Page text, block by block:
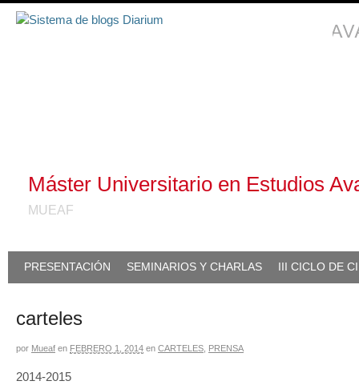
Máster Universitario en Estudios
MUEAF
PRESENTACIÓN SEMINARIOS Y CHARLAS III CICLO DE
carteles
por Mueaf en FEBRERO 1, 2014 en CARTELES PRENSA
2014-2015